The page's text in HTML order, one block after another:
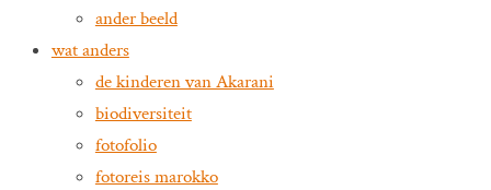
ander beeld
wat anders
de kinderen van Akarani
biodiversiteit
fotofolio
fotoreis marokko